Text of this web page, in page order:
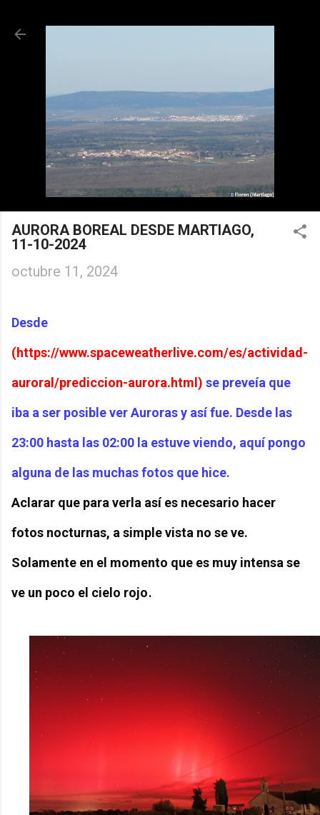
AURORA BOREAL DESDE MARTIAGO,
11-10-2024
octubre 11, 2024
Desde
(https://www.spaceweatherlive.com/es/actividad-
auroral/prediccion-aurora.html) se preveía que
iba a ser posible ver Auroras y así fue. Desde las
23:00 hasta las 02:00 la estuve viendo, aquí pongo
alguna de las muchas fotos que hice.
Aclarar que para verla así es necesario hacer
fotos nocturnas, a simple vista no se ve.
Solamente en el momento que es muy intensa se
ve un poco el cielo rojo.